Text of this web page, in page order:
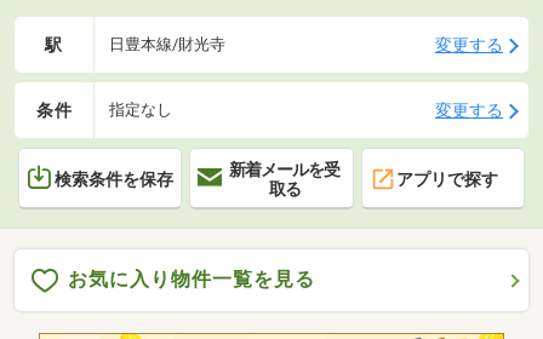
駅 日豊本線/財光寺 変更する
条件 指定なし 変更する
検索条件を保存
新着メールを受
取る
アプリで探す
お気に入り物件一覧を見る